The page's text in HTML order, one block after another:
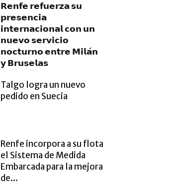
𝗥𝗲𝗻𝗳𝗲 𝗿𝗲𝗳𝘂𝗲𝗿𝘇𝗮 𝘀𝘂
𝗽𝗿𝗲𝘀𝗲𝗻𝗰𝗶𝗮
𝗶𝗻𝘁𝗲𝗿𝗻𝗮𝗰𝗶𝗼𝗻𝗮𝗹 𝗰𝗼𝗻 𝘂𝗻
𝗻𝘂𝗲𝘃𝗼 𝘀𝗲𝗿𝘃𝗶𝗰𝗶𝗼
𝗻𝗼𝗰𝘁𝘂𝗿𝗻𝗼 𝗲𝗻𝘁𝗿𝗲 𝗠𝗶𝗹𝗮́𝗻
𝘆 𝗕𝗿𝘂𝘀𝗲𝗹𝗮𝘀
Talgo logra un nuevo
pedido en Suecia
Renfe incorpora a su flota
el Sistema de Medida
Embarcada para la mejora
de...